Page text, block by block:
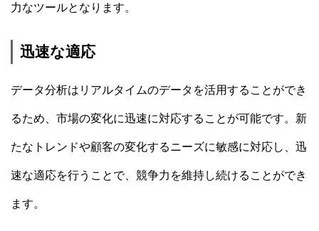
力なツールとなります。
迅速な適応
データ分析はリアルタイムのデータを活用することができ
るため、市場の変化に迅速に対応することが可能です。新
たなトレンドや顧客の変化するニーズに敏感に対応し、迅
速な適応を行うことで、競争力を維持し続けることができ
ます。